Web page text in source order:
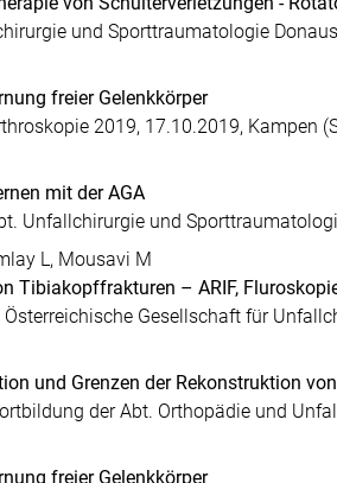
und Sporttraumatologie
freier Gelenkkörper
2019, 17.10.2019, Kampen
mit der AGA
Unfallchirurgie und
L, Mousavi M
Tibiakopffrakturen – ARIF,
Gesellschaft für
und Grenzen der Rekonstruktion
der Abt. Orthopädie und
freier Gelenkkörper